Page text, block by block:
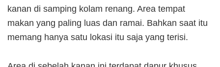
kanan di samping kolam renang. Area tempat
makan yang paling luas dan ramai. Bahkan saat itu
memang hanya satu lokasi itu saja yang terisi.